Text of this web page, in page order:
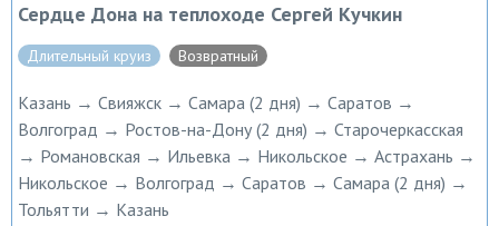
Сердце Дона на теплоходе Сергей Кучкин
Длительный круиз Возвратный
Казань → Свияжск → Самара (2 дня) → Саратов →
Волгоград → Ростов-на-Дону (2 дня) → Старочеркасская
→ Романовская → Ильевка → Никольское → Астрахань →
Никольское → Волгоград → Саратов → Самара (2 дня) →
Тольятти → Казань